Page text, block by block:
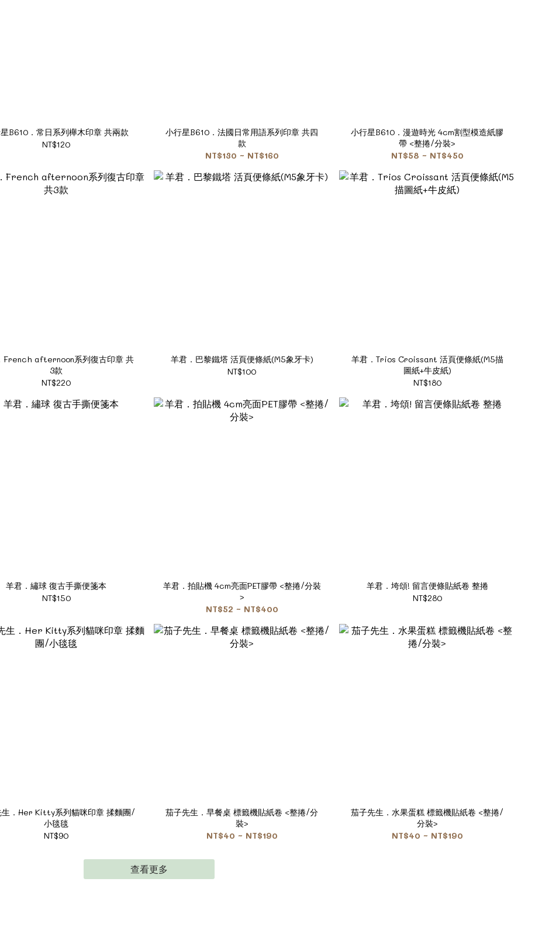
B610．常日系列櫸木印章 共兩款
NT$120
小行星B610．法國日常用語系列印章 共四
款
NT$130 ~ NT$160
小行星B610．漫遊時光 4cm割型模造紙膠
帶 <整捲/分裝>
NT$58 ~ NT$450
French afternoon系列復古印章 共
3款
NT$220
羊君．巴黎鐵塔 活頁便條紙(M5象牙卡)
NT$100
羊君．Trios Croissant 活頁便條紙(M5描
圖紙+牛皮紙)
NT$180
羊君．繡球 復古手撕便箋本
NT$150
羊君．拍貼機 4cm亮面PET膠帶 <整捲/分裝
>
NT$52 ~ NT$400
羊君．垮頌! 留言便條貼紙卷 整捲
NT$280
生．Her Kitty系列貓咪印章 揉麵團/
小毯毯
NT$90
茄子先生．早餐桌 標籤機貼紙卷 <整捲/分
裝>
NT$40 ~ NT$190
茄子先生．水果蛋糕 標籤機貼紙卷 <整捲/
分裝>
NT$40 ~ NT$190
查看更多